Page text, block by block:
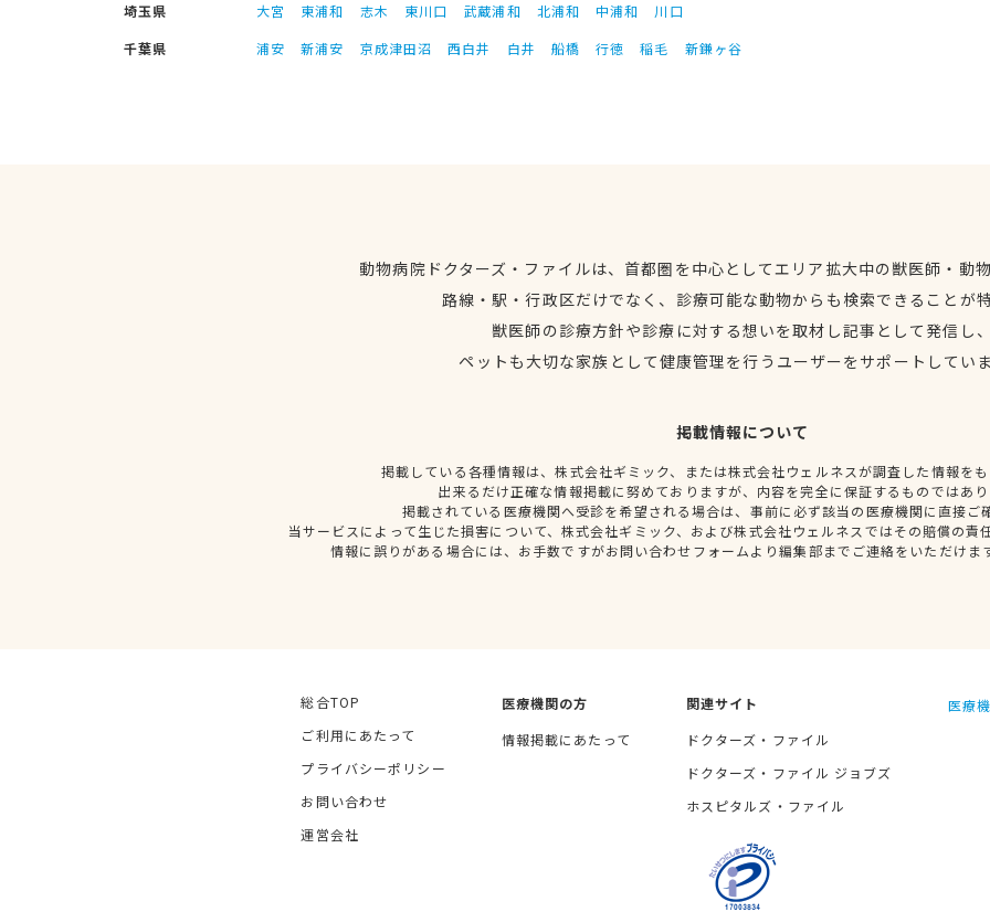
埼玉県
大宮 東浦和 志木 東川口 武蔵浦和 北浦和 中浦和
川口
千葉県
浦安 新浦安 京成津田沼 西白井 白井 船橋 行徳 稲毛 新鎌ヶ谷
動物病院ドクターズ・ファイルは、首都圏を中心としてエリア拡大中の獣医師・動
路線・駅・行政区だけでなく、診療可能な動物からも検索できることが
獣医師の診療方針や診療に対する想いを取材し記事として発信し
ペットも大切な家族として健康管理を行うユーザーをサポートしてい
掲載情報について
掲載している各種情報は、株式会社ギミック、または株式会社ウェルネスが調査した情報を
出来るだけ正確な情報掲載に努めておりますが、内容を完全に保証するものではあ
掲載されている医療機関へ受診を希望される場合は、事前に必ず該当の医療機関に直接ご
当サービスによって生じた損害について、株式会社ギミック、および株式会社ウェルネスではその賠償の責
情報に誤りがある場合には、お手数ですがお問い合わせフォームより編集部までご連絡をいただけま
総合TOP
ご利用にあたって
プライバシーポリシー
お問い合わせ
運営会社
医療機関の方
情報掲載にあたって
関連サイト
ドクターズ・ファイル
ドクターズ・ファイル ジョブズ
ホスピタルズ・ファイル
医療